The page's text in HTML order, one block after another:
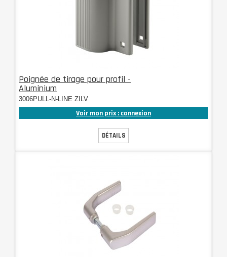
Poignée de tirage pour profil -
Aluminium
3006PULL-N-LINE ZILV
Voir mon prix : connexion
DÉTAILS